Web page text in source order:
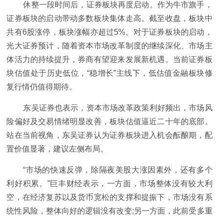
休整一段时间后，证券板块再度启动。作为牛市旗手，
证券板块的启动带动多数板块集体走高。截至收盘，板块中
共有6股涨停，板块涨幅亦超过5%。对于证券板块的启动，
光大证券预计，随着资本市场改革制度的继续深化、市场主
体活力的持续提升，券商有望迎来发展新机遇。当前证券板
块估值处于历史低位，“稳增长”主线下，低估值金融板块修
复行情仍值得期待。
东吴证券也表示，资本市场改革政策利好频出，市场风
险偏好及交易情绪明显改善，板块估值逼近二十年的底部。
站在当前视角，东吴证券认为证券板块进入机会酝酿期，配
置价值显著，建议左侧布局。
“市场的快速反弹，除隔夜美股大涨因素外，还有多个
利好积累。”巨丰财经表示，一方面，市场整体没有较大利
空，在经济复苏以及货币宽松的支撑和提振下，市场没有系
统性风险，整体向好的逻辑没有改变;另一方面，此前受多重